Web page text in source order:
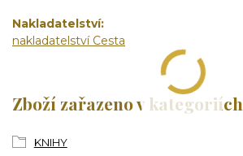
Nakladatelství
nakladatelství Cesta
Zboží zařazeno v kategoriích
KNIHY